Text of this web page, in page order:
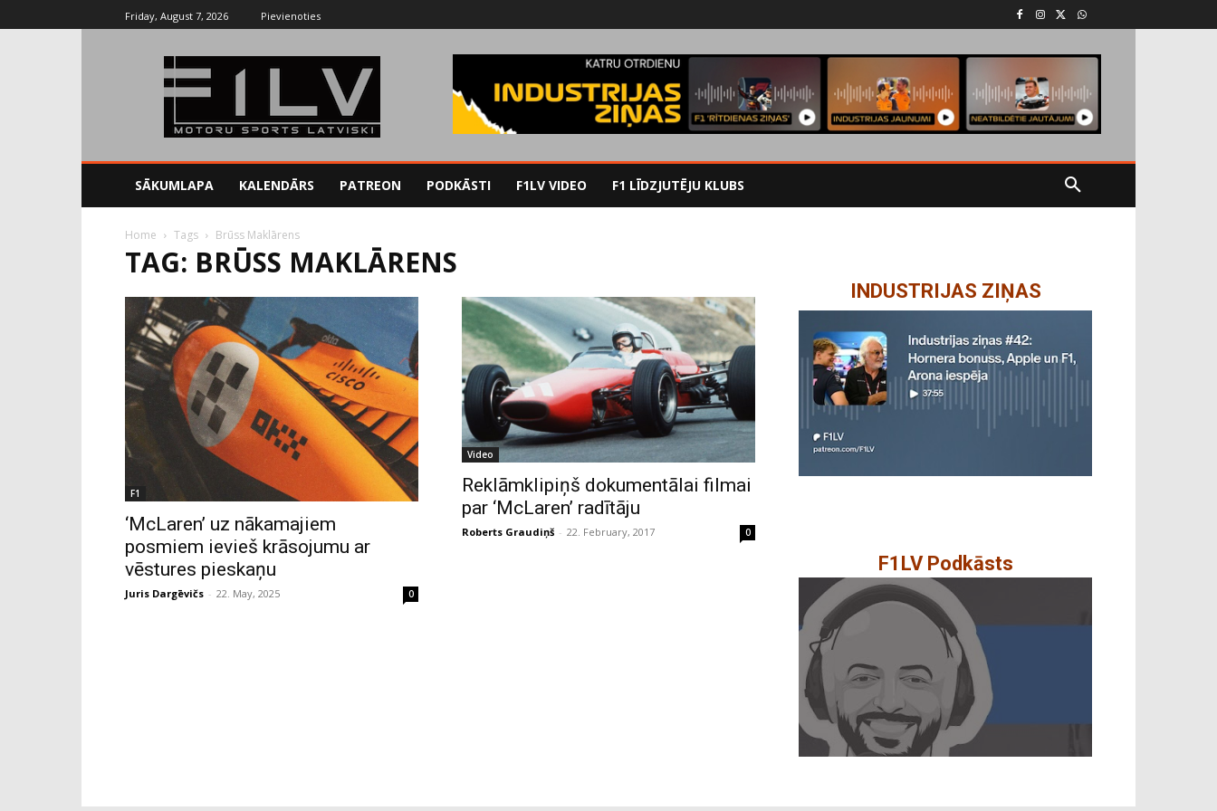
Friday, August 7, 2026 Pievienoties
SĀKUMLAPA KALENDĀRS PATREON PODKĀSTI F1LV VIDEO F1 LĪDZJUTĒJU KLUBS
Home Tags Brūss Maklārens
TAG: BRŪSS MAKLĀRENS
F1
‘McLaren’ uz nākamajiem
posmiem ievieš krāsojumu ar
vēstures pieskaņu
Juris Dargēvičs - 22. May, 2025 0
Video
Reklāmklipiņš dokumentālai filmai
par ‘McLaren’ radītāju
Roberts Graudiņš - 22. February, 2017 0
INDUSTRIJAS ZIŅAS
F1LV Podkāsts